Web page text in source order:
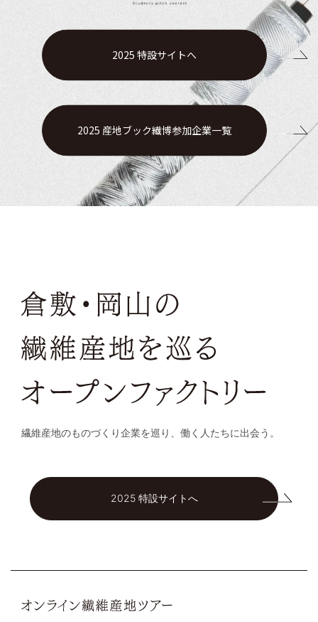
2025 特設サイトへ
2025 産地ブック繊博参加企業一覧
繊維産地のものづくり企業を巡り、働く人たちに出会う。
2025 特設サイトへ